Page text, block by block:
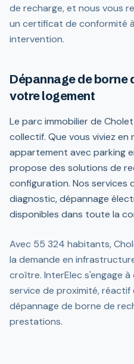
de recharge, et nous vous
un certificat de conformité
intervention.
Dépannage de borne
votre logement
Le parc immobilier de
collectif. Que vous viviez en
appartement avec parking
propose des solutions de
configuration. Nos services
diagnostic, dépannage
disponibles dans toute la
Avec 55 324 habitants,
la demande en
croître. InterElec s'engage
service de proximité, réactif
dépannage de borne de
prestations.